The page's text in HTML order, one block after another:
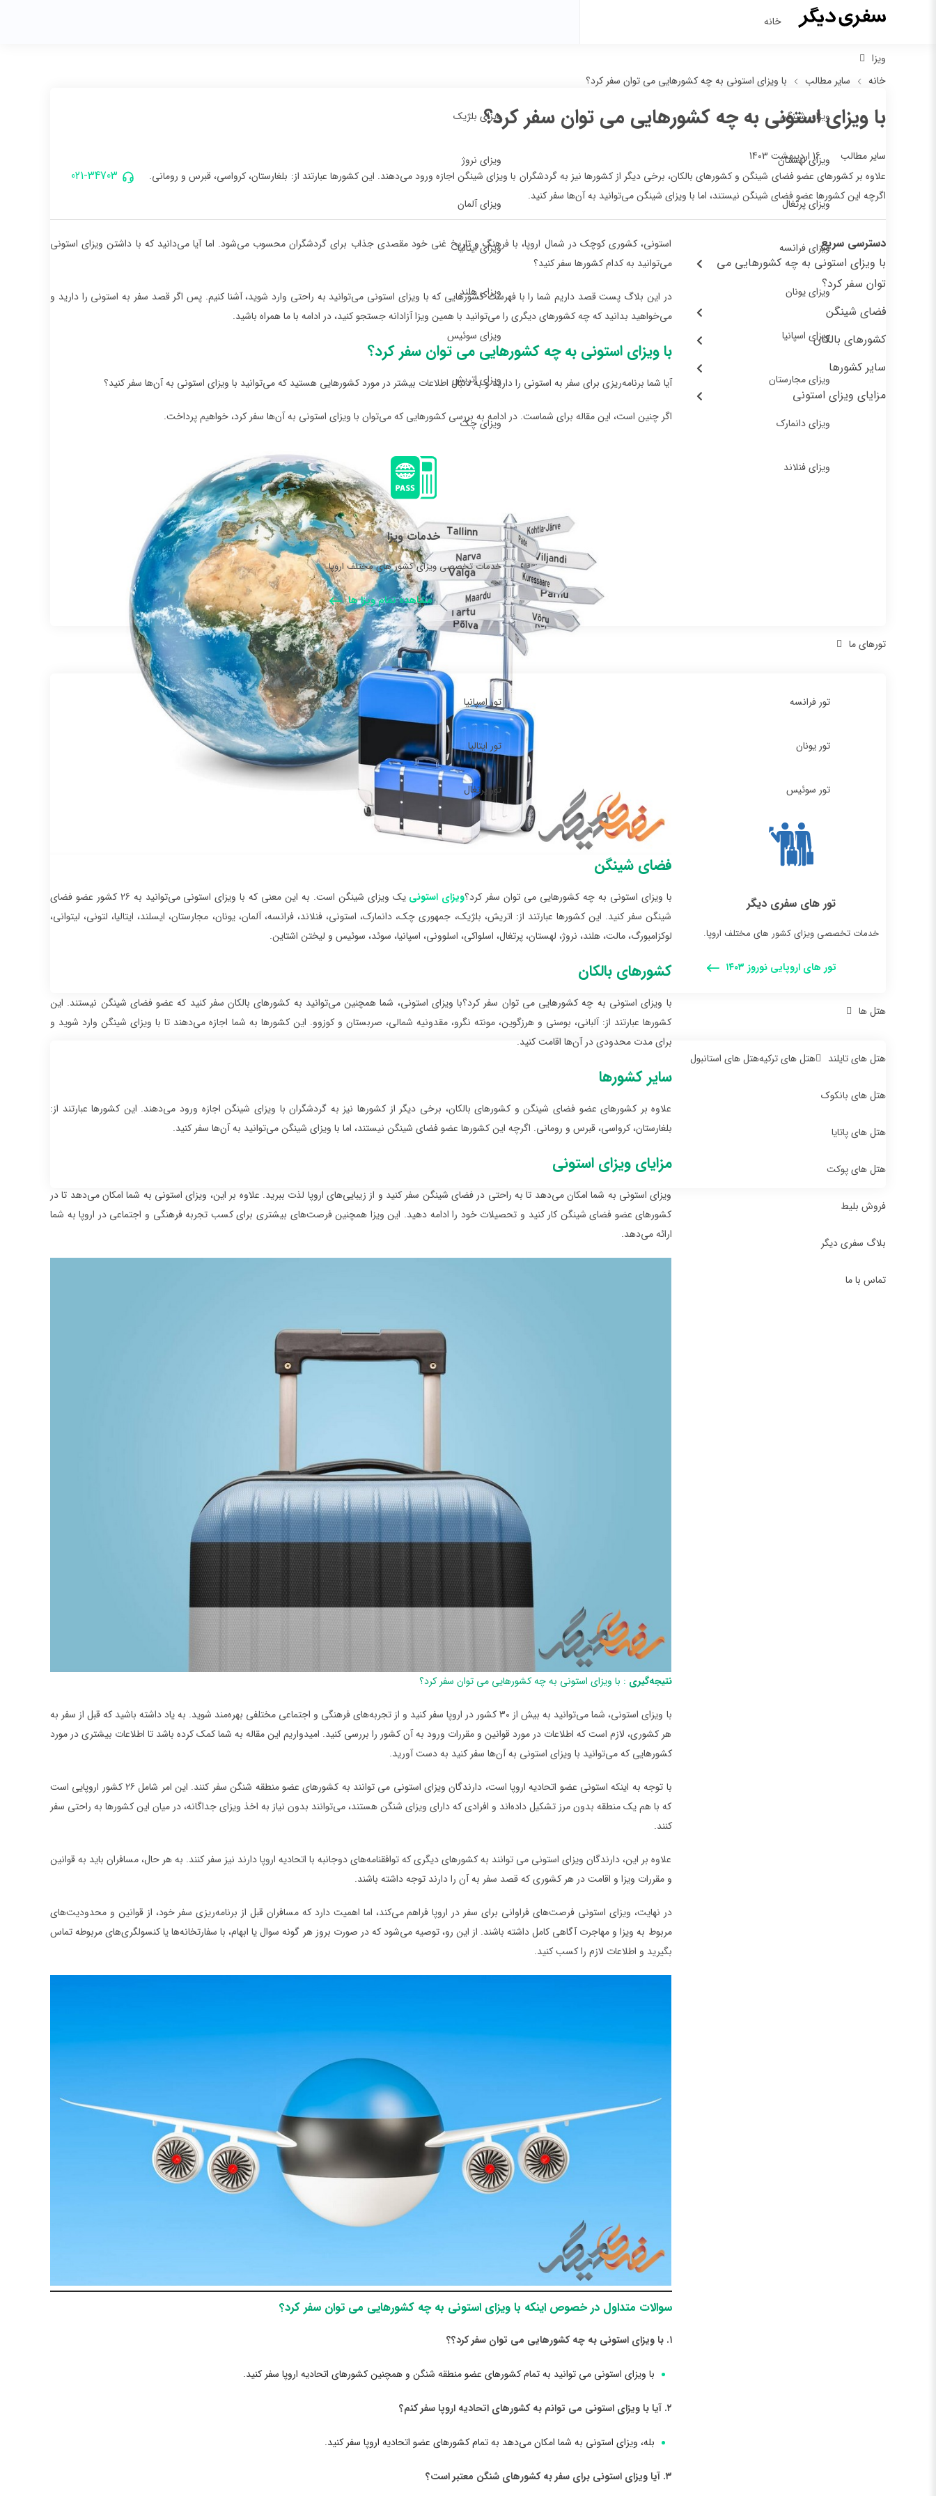
خانه
ویزا
ویزای شینگن ویزای بلژیک
ویزای لهستان ویزای نروژ
ویزای پرتغال ویزای آلمان
ویزای فرانسه ویزای ایتالیا
ویزای یونان ویزای هلند
ویزای اسپانیا ویزای سوئیس
ویزای مجارستان ویزای اتریش
ویزای دانمارک ویزای چک
ویزای فنلاند
خدمات ویزا
خدمات تخصصی ویزای کشور های مختلف اروپا.
مشاهده تمام ویزا ها
تورهای ما
تور فرانسه تور اسپانیا
تور یونان تور ایتالیا
تور سوئیس تور پرتغال
تور های سفری دیگر
خدمات تخصصی ویزای کشور های مختلف اروپا.
تور های اروپایی نوروز ۱۴۰۳
هتل ها
هتل های تایلند
هتل های بانکوک
هتل های پاتایا
هتل های پوکت
هتل های ترکیههتل های استانبول
فروش بلیط
بلاگ سفری دیگر
تماس با ما
خانه سایر مطالب با ویزای استونی به چه کشورهایی می توان سفر کرد؟
با ویزای استونی به چه کشورهایی می توان سفر کرد؟
سایر مطالب 16 اردیبهشت 1403
021-34703
علاوه بر کشورهای عضو فضای شینگن و کشورهای بالکان، برخی دیگر از کشورها نیز به گردشگران با ویزای شینگن اجازه ورود می‌دهند. این کشورها عبارتند از: بلغارستان، کرواسی، قبرس و رومانی.
اگرچه این کشورها عضو فضای شینگن نیستند، اما با ویزای شینگن می‌توانید به آن‌ها سفر کنید.
دسترسی سریع
با ویزای استونی به چه کشورهایی می
توان سفر کرد؟
فضای شینگن
کشورهای بالکان
سایر کشورها
مزایای ویزای استونی
استونی، کشوری کوچک در شمال اروپا، با فرهنگ و تاریخ غنی خود مقصدی جذاب برای گردشگران محسوب می‌شود. اما آیا می‌دانید که با داشتن ویزای استونی
می‌توانید به کدام کشورها سفر کنید؟
در این بلاگ پست قصد داریم شما را با فهرست کشورهایی که با ویزای استونی می‌توانید به راحتی وارد شوید، آشنا کنیم. پس اگر قصد سفر به استونی را دارید و
می‌خواهید بدانید که چه کشورهای دیگری را می‌توانید با همین ویزا آزادانه جستجو کنید، در ادامه با ما همراه باشید.
با ویزای استونی به چه کشورهایی می توان سفر کرد؟
آیا شما برنامه‌ریزی برای سفر به استونی را دارید و به دنبال اطلاعات بیشتر در مورد کشورهایی هستید که می‌توانید با ویزای استونی به آن‌ها سفر کنید؟
اگر چنین است، این مقاله برای شماست. در ادامه به بررسی کشورهایی که می‌توان با ویزای استونی به آن‌ها سفر کرد، خواهیم پرداخت.
فضای شینگن
با ویزای استونی به چه کشورهایی می توان سفر کرد؟ویزای استونی
یک ویزای شینگن است. به این معنی که با ویزای استونی می‌توانید به 26 کشور عضو فضای
شینگن سفر کنید. این کشورها عبارتند از: اتریش، بلژیک، جمهوری چک، دانمارک، استونی، فنلاند، فرانسه، آلمان، یونان، مجارستان، ایسلند، ایتالیا، لتونی، لیتوانی،
لوکزامبورگ، مالت، هلند، نروژ، لهستان، پرتغال، اسلواکی، اسلوونی، اسپانیا، سوئد، سوئیس و لیختن اشتاین.
کشورهای بالکان
با ویزای استونی به چه کشورهایی می توان سفر کرد؟با ویزای استونی، شما همچنین می‌توانید به کشورهای بالکان سفر کنید که عضو فضای شینگن نیستند. این
کشورها عبارتند از: آلبانی، بوسنی و هرزگوین، مونته نگرو، مقدونیه شمالی، صربستان و کوزوو. این کشورها به شما اجازه می‌دهند تا با ویزای شینگن وارد شوید و
برای مدت محدودی در آن‌ها اقامت کنید.
سایر کشورها
علاوه بر کشورهای عضو فضای شینگن و کشورهای بالکان، برخی دیگر از کشورها نیز به گردشگران با ویزای شینگن اجازه ورود می‌دهند. این کشورها عبارتند از:
بلغارستان، کرواسی، قبرس و رومانی. اگرچه این کشورها عضو فضای شینگن نیستند، اما با ویزای شینگن می‌توانید به آن‌ها سفر کنید.
مزایای ویزای استونی
ویزای استونی به شما امکان می‌دهد تا به راحتی در فضای شینگن سفر کنید و از زیبایی‌های اروپا لذت ببرید. علاوه بر این، ویزای استونی به شما امکان می‌دهد تا در
کشورهای عضو فضای شینگن کار کنید و تحصیلات خود را ادامه دهید. این ویزا همچنین فرصت‌های بیشتری برای کسب تجربه فرهنگی و اجتماعی در اروپا به شما
ارائه می‌دهد.
نتیجه‌گیری : با ویزای استونی به چه کشورهایی می توان سفر کرد؟
با ویزای استونی، شما می‌توانید به بیش از 30 کشور در اروپا سفر کنید و از تجربه‌های فرهنگی و اجتماعی مختلفی بهره‌مند شوید. به یاد داشته باشید که قبل از سفر به
هر کشوری، لازم است که اطلاعات در مورد قوانین و مقررات ورود به آن کشور را بررسی کنید. امیدواریم این مقاله به شما کمک کرده باشد تا اطلاعات بیشتری در مورد
کشورهایی که می‌توانید با ویزای استونی به آن‌ها سفر کنید به دست آورید.
با توجه به اینکه استونی عضو اتحادیه اروپا است، دارندگان ویزای استونی می توانند به کشورهای عضو منطقه شنگن سفر کنند. این امر شامل 26 کشور اروپایی است
که با هم یک منطقه بدون مرز تشکیل داده‌اند و افرادی که دارای ویزای شنگن هستند، می‌توانند بدون نیاز به اخذ ویزای جداگانه، در میان این کشورها به راحتی سفر
کنند.
علاوه بر این، دارندگان ویزای استونی می توانند به کشورهای دیگری که توافقنامه‌های دوجانبه با اتحادیه اروپا دارند نیز سفر کنند. به هر حال، مسافران باید به قوانین
و مقررات ویزا و اقامت در هر کشوری که قصد سفر به آن را دارند توجه داشته باشند.
در نهایت، ویزای استونی فرصت‌های فراوانی برای سفر در اروپا فراهم می‌کند، اما اهمیت دارد که مسافران قبل از برنامه‌ریزی سفر خود، از قوانین و محدودیت‌های
مربوط به ویزا و مهاجرت آگاهی کامل داشته باشند. از این رو، توصیه می‌شود که در صورت بروز هر گونه سوال یا ابهام، با سفارتخانه‌ها یا کنسولگری‌های مربوطه تماس
بگیرید و اطلاعات لازم را کسب کنید.
سوالات متداول در خصوص اینکه با ویزای استونی به چه کشورهایی می توان سفر کرد؟
١. با ویزای استونی به چه کشورهایی می توان سفر کرد؟؟
با ویزای استونی می توانید به تمام کشورهای عضو منطقه شنگن و همچنین کشورهای اتحادیه اروپا سفر کنید.
٢. آیا با ویزای استونی می توانم به کشورهای اتحادیه اروپا سفر کنم؟
بله، ویزای استونی به شما امکان می‌دهد به تمام کشورهای عضو اتحادیه اروپا سفر کنید.
٣. آیا ویزای استونی برای سفر به کشورهای شنگن معتبر است؟